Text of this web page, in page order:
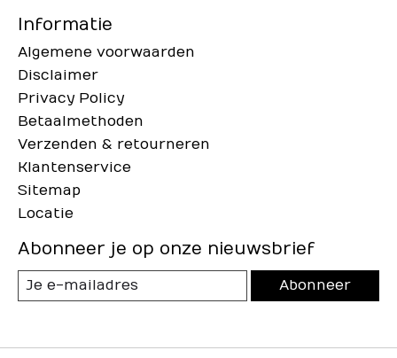
Informatie
Algemene voorwaarden
Disclaimer
Privacy Policy
Betaalmethoden
Verzenden & retourneren
Klantenservice
Sitemap
Locatie
Abonneer je op onze nieuwsbrief
Abonneer